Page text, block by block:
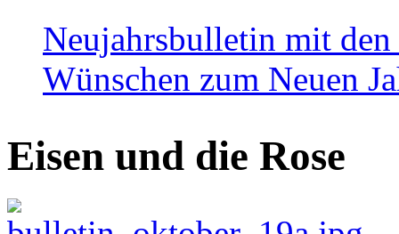
Neujahrsbulletin mit den
Wünschen zum Neuen
Eisen und die Rose